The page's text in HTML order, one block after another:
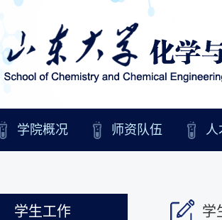
学院概况 师资队伍 人
学生工作 学